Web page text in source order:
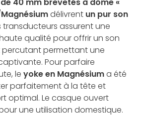
40 mm brevetés à dôme «
délivrent un pur son
transducteurs assurent une
qualité pour offrir un son
percutant permettant une
Pour parfaire
le yoke en Magnésiuma été
parfaitement à la tête et
optimal. Le casque ouvert
une utilisation domestique.